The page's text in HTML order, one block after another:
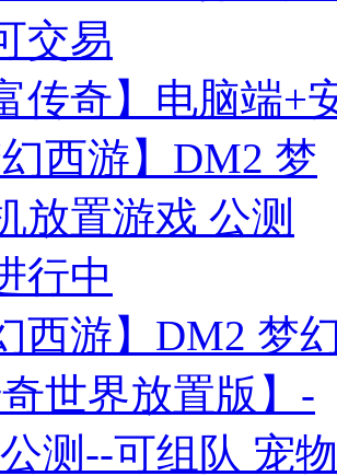
传奇】电脑端+
西游】DM2 梦